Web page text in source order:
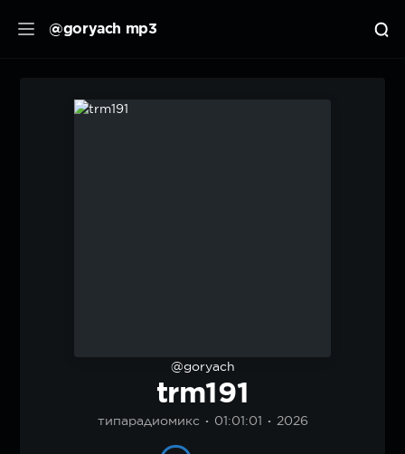
@goryach mp3
@goryach
trm191
типарадиомикс 01:01:01 2026